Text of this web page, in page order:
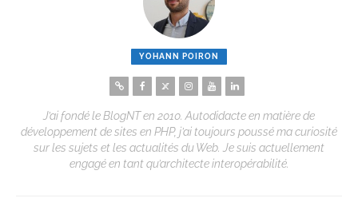
YOHANN POIRON
J’ai fondé le BlogNT en 2010. Autodidacte en matière de
développement de sites en PHP, j’ai toujours poussé ma curiosité
sur les sujets et les actualités du Web. Je suis actuellement
engagé en tant qu’architecte interopérabilité.